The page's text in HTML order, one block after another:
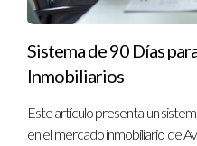
mercado local.
No esperes más para
asesoría personalizada.
Sistema de 90 Días
Inmobiliarios
Este artículo presenta un
en el mercado inmobiliario de